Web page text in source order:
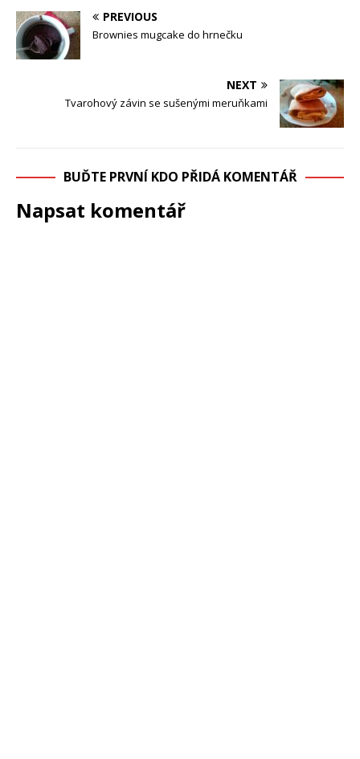
PREVIOUS
Brownies mugcake do hrnečku
NEXT
Tvarohový závin se sušenými meruňkami
BUĎTE PRVNÍ KDO PŘIDÁ KOMENTÁŘ
Napsat komentář